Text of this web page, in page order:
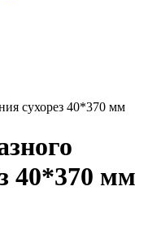
сухорез 40*370 мм
40*370 мм